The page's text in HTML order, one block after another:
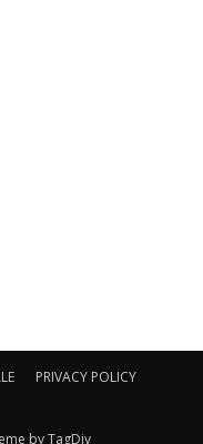
PRIVACY POLICY
by TagDiv